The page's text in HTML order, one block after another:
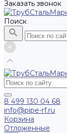
Заказать звонок
Поиск
8 499 130 04 68
info@pipe-rf.ru
Корзина
Отложенные